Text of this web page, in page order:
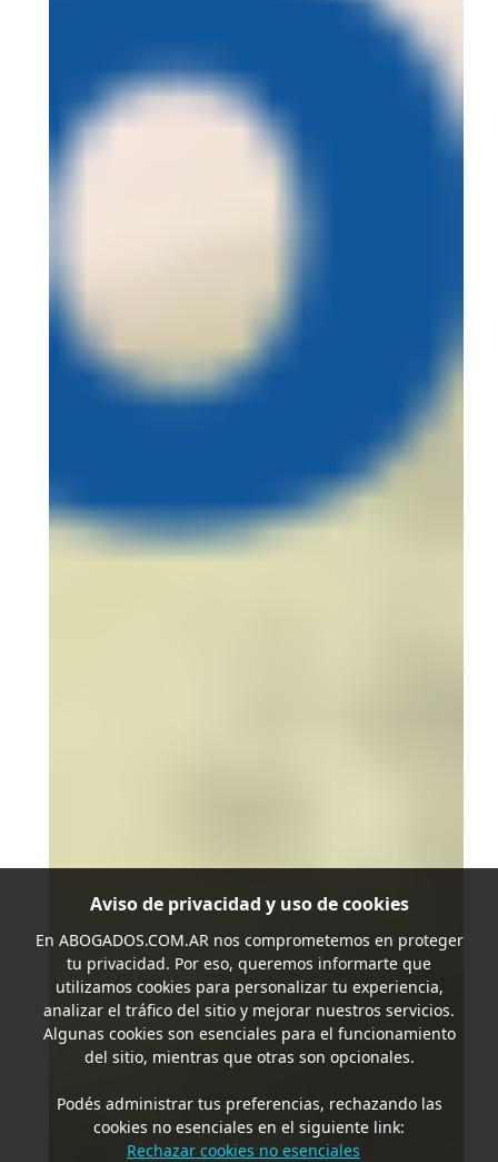
Aviso de privacidad y uso de cookies
En ABOGADOS.COM.ARnos comprometemos en proteger
tu privacidad. Por eso, queremos informarte que
utilizamos cookies para personalizar tu experiencia,
analizar el tráfico del sitio y mejorar nuestros servicios.
Algunas cookies son esenciales para el funcionamiento
del sitio, mientras que otras son opcionales.
Podés administrar tus preferencias, rechazando las
cookies no esenciales en el siguiente link:
Rechazar cookies no esenciales